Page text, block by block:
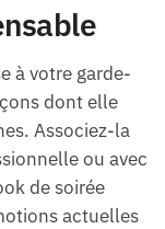
à votre garde-
dont elle
Associez-la
ou avec
de soirée
actuelles